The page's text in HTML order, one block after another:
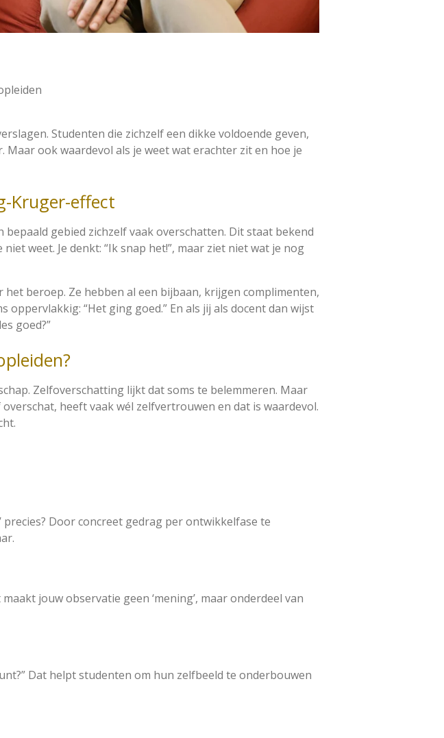
Studenten die zichzelf een dikke voldoende geven,
ook waardevol als je weet wat erachter zit en hoe je
Kruger-effect
gebied zichzelf vaak overschatten. Dit staat bekend
weet. Je denkt: “Ik snap het!”, maar ziet niet wat je nog
beroep. Ze hebben al een bijbaan, krijgen complimenten,
oppervlakkig: “Het ging goed.” En als jij als docent dan wijst
goed?”
Zelfoverschatting lijkt dat soms te belemmeren. Maar
heeft vaak wél zelfvertrouwen en dat is waardevol.
precies? Door concreet gedrag per ontwikkelfase te
jouw observatie geen ‘mening’, maar onderdeel van
Dat helpt studenten om hun zelfbeeld te onderbouwen